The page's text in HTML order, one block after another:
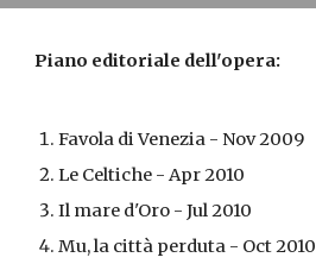
Piano editoriale dell'opera:
Favola di Venezia - Nov 2009
Le Celtiche - Apr 2010
Il mare d'Oro - Jul 2010
Mu, la città perduta - Oct 2010